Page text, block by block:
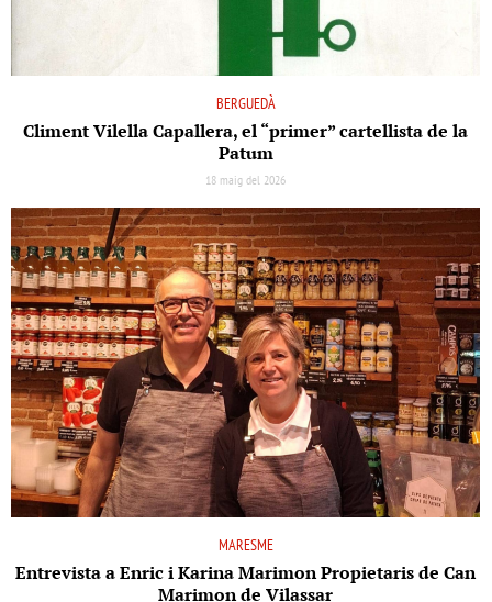
BERGUEDÀ
Climent Vilella Capallera, el “primer” cartellista de la
Patum
18 maig del 2026
MARESME
Entrevista a Enric i Karina Marimon Propietaris de Can
Marimon de Vilassar